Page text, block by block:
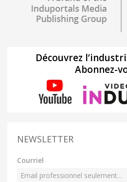
Découvrez
Abonnez-
NEWSLETTER
Courriel